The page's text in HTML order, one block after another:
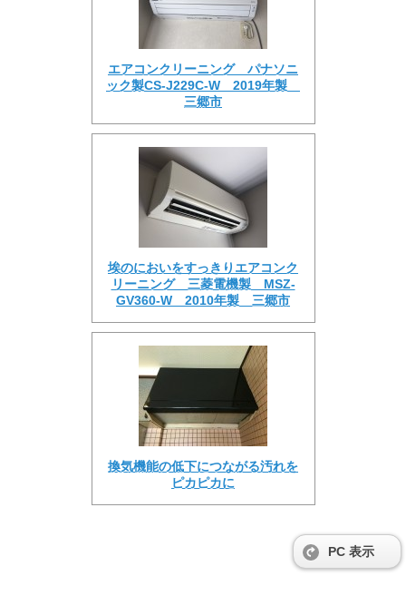
エアコンクリーニング パナソニ
ック製CS-J229C-W 2019年製
三郷市
埃のにおいをすっきりエアコンク
リーニング 三菱電機製 MSZ-
GV360-W 2010年製 三郷市
換気機能の低下につながる汚れを
ピカピカに
PC 表示